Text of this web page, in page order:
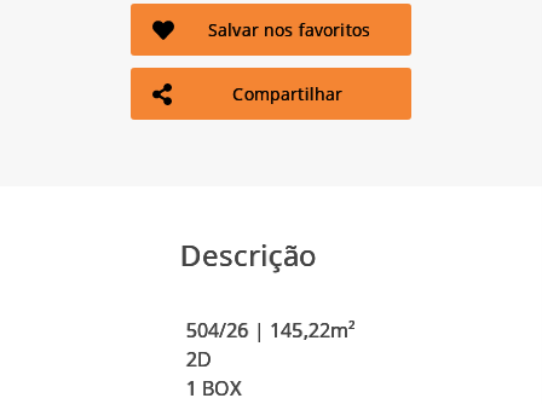
Salvar nos favoritos
Compartilhar
Descrição
504/26 | 145,22m²
2D
1 BOX